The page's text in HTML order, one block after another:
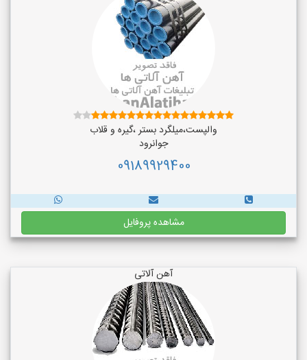
والپست،میلگرد بستر ،گیره و قلاب
جوانرود
09189929400
مشاهده پروفایل
آهن آلاتی